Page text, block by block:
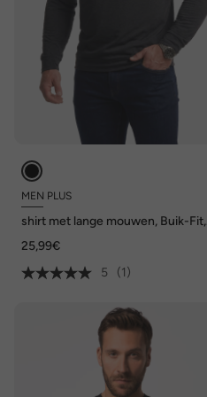
MEN PLUS
shirt met lange mouwen, Buik-Fit,
tot 8XL
25,99€
5
(1)